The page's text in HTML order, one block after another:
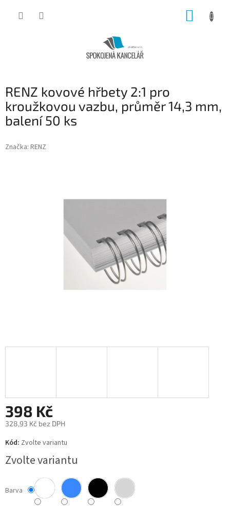
RENZ kovové hřbety 2:1 pro
kroužkovou vazbu, průměr 14,3 mm,
balení 50 ks
Značka: RENZ
398 Kč
328,93 Kč bez DPH
Měrná
cena:
Kód: Zvolte variantu
Zvolte variantu
Barva